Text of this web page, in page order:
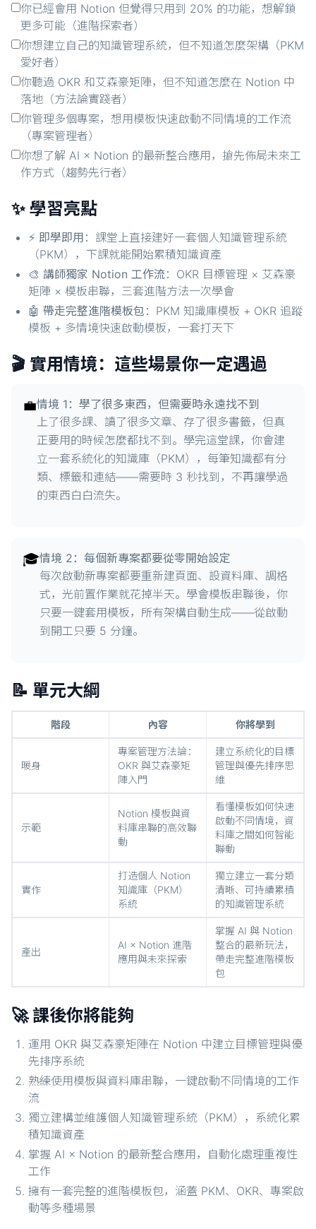
你已經會用 Notion 但覺得只用到 20% 的功能，想解鎖
更多可能（進階探索者）
你想建立自己的知識管理系統，但不知道怎麼架構（PKM
愛好者）
你聽過 OKR 和艾森豪矩陣，但不知道怎麼在 Notion 中
落地（方法論實踐者）
你管理多個專案，想用模板快速啟動不同情境的工作流
（專案管理者）
你想了解 AI × Notion 的最新整合應用，搶先佈局未來工
作方式（趨勢先行者）
✨ 學習亮點
⚡ 即學即用 ：課堂上直接建好一套個人知識管理系統
（PKM），下課就能開始累積知識資產
🎨 講師獨家 Notion 工作流：OKR 目標管理 × 艾森豪
矩陣 × 模板串聯，三套進階方法一次學會
🤖 帶走完整進階模板包 ：PKM 知識庫模板 + OKR 追蹤
模板 + 多情境快速啟動模板，一套打天下
🎬 實用情境：這些場景你一定遇過
💼情境 1：學了很多東西，但需要時永遠找不到
上了很多課、讀了很多文章、存了很多書籤，但真
正要用的時候怎麼都找不到。學完這堂課，你會建
立一套系統化的知識庫（PKM），每筆知識都有分
類、標籤和連結——需要時 3 秒找到，不再讓學過
的東西白白流失。
🎓情境 2：每個新專案都要從零開始設定
每次啟動新專案都要重新建頁面、設資料庫、調格
式，光前置作業就花掉半天。學會模板串聯後，你
只要一鍵套用模板，所有架構自動生成——從啟動
到開工只要 5 分鐘。
📝 單元大綱
階段 內容 你將學到
暖身
專案管理方法論：
OKR 與艾森豪矩
陣入門
建立系統化的目標
管理與優先排序思
維
示範
Notion 模板與資
料庫串聯的高效聯
動
看懂模板如何快速
啟動不同情境，資
料庫之間如何智能
聯動
實作
打造個人 Notion
知識庫（PKM）
系統
獨立建立一套分類
清晰、可持續累積
的知識管理系統
產出
AI × Notion 進階
應用與未來探索
掌握 AI 與 Notion
整合的最新玩法，
帶走完整進階模板
包
🚀 課後你將能夠
運用 OKR 與艾森豪矩陣在 Notion 中建立目標管理與優
先排序系統
熟練使用模板與資料庫串聯，一鍵啟動不同情境的工作
流
獨立建構並維護個人知識管理系統（PKM），系統化累
積知識資產
掌握 AI × Notion 的最新整合應用，自動化處理重複性
工作
擁有一套完整的進階模板包，涵蓋 PKM、OKR、專案啟
動等多種場景